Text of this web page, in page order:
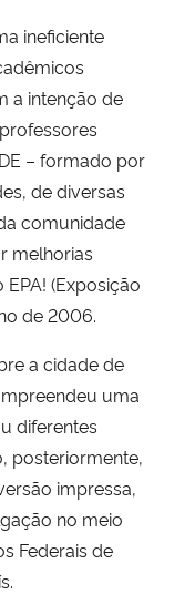
ineficiente
a intenção de
– formado por
de diversas
comunidade
melhorias
(Exposição
de 2006.
a cidade de
uma
diferentes
posteriormente,
impressa,
no meio
Federais de